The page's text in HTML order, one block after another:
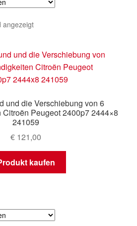
angezeigt
und die Verschiebung von 6
Peugeot 2400p7 2444×8
241059
€ 121,00
kaufen